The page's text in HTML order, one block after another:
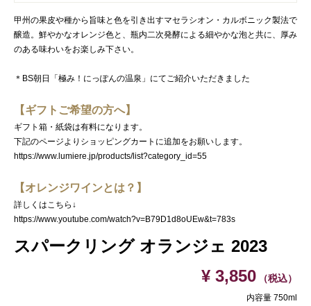
甲州の果皮や種から旨味と色を引き出すマセラシオン・カルボニック製法で
醸造。鮮やかなオレンジ色と、瓶内二次発酵による細やかな泡と共に、厚み
のある味わいをお楽しみ下さい。
＊BS朝日「極み！にっぽんの温泉」にてご紹介いただきました
【ギフトご希望の方へ】
ギフト箱・紙袋は有料になります。
下記のページよりショッピングカートに追加をお願いします。
https://www.lumiere.jp/products/list?category_id=55
【オレンジワインとは？】
詳しくはこちら↓
https://www.youtube.com/watch?v=B79D1d8oUEw&t=783s
スパークリング オランジェ 2023
¥ 3,850
（税込）
内容量 750ml